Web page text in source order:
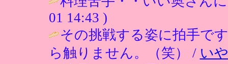
01 14:43 )
その挑戦する姿に拍手で
ら触りません。（笑） / い